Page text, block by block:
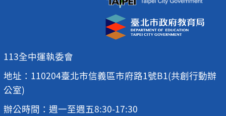
113全中運執委會
地址：110204臺北市信義區市府路1號B1(共創行動辦
公室)
辦公時間：週一至週五8:30-17:30